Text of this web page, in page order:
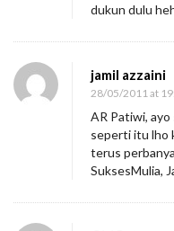
dukun dulu
jamil azzaini
28/05/2011 at
AR Patiwi,
seperti itu lho
terus
SuksesMulia,